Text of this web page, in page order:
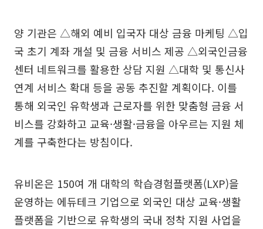
양 기관은 △해외 예비 입국자 대상 금융 마케팅 △입
국 초기 계좌 개설 및 금융 서비스 제공 △외국인금융
센터 네트워크를 활용한 상담 지원 △대학 및 통신사
연계 서비스 확대 등을 공동 추진할 계획이다. 이를
통해 외국인 유학생과 근로자를 위한 맞춤형 금융 서
비스를 강화하고 교육·생활·금융을 아우르는 지원 체
계를 구축한다는 방침이다.
유비온은 150여 개 대학의 학습경험플랫폼(LXP)을
운영하는 에듀테크 기업으로 외국인 대상 교육·생활
플랫폼을 기반으로 유학생의 국내 정착 지원 사업을